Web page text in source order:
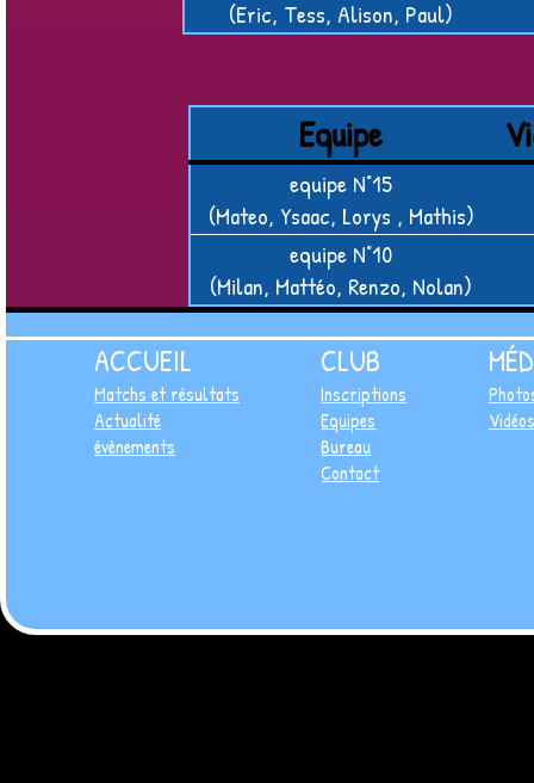
(Eric, Tess, Alison, Paul)
Equipe
equipe N°15
(Mateo, Ysaac, Lorys , Mathis)
equipe N°10
(Milan, Mattéo, Renzo, Nolan)
ACCUEIL
Matchs et résultats
Actualité
évènements
CLUB
Inscriptions
Equipes
Bureau
Contact
Vidéos